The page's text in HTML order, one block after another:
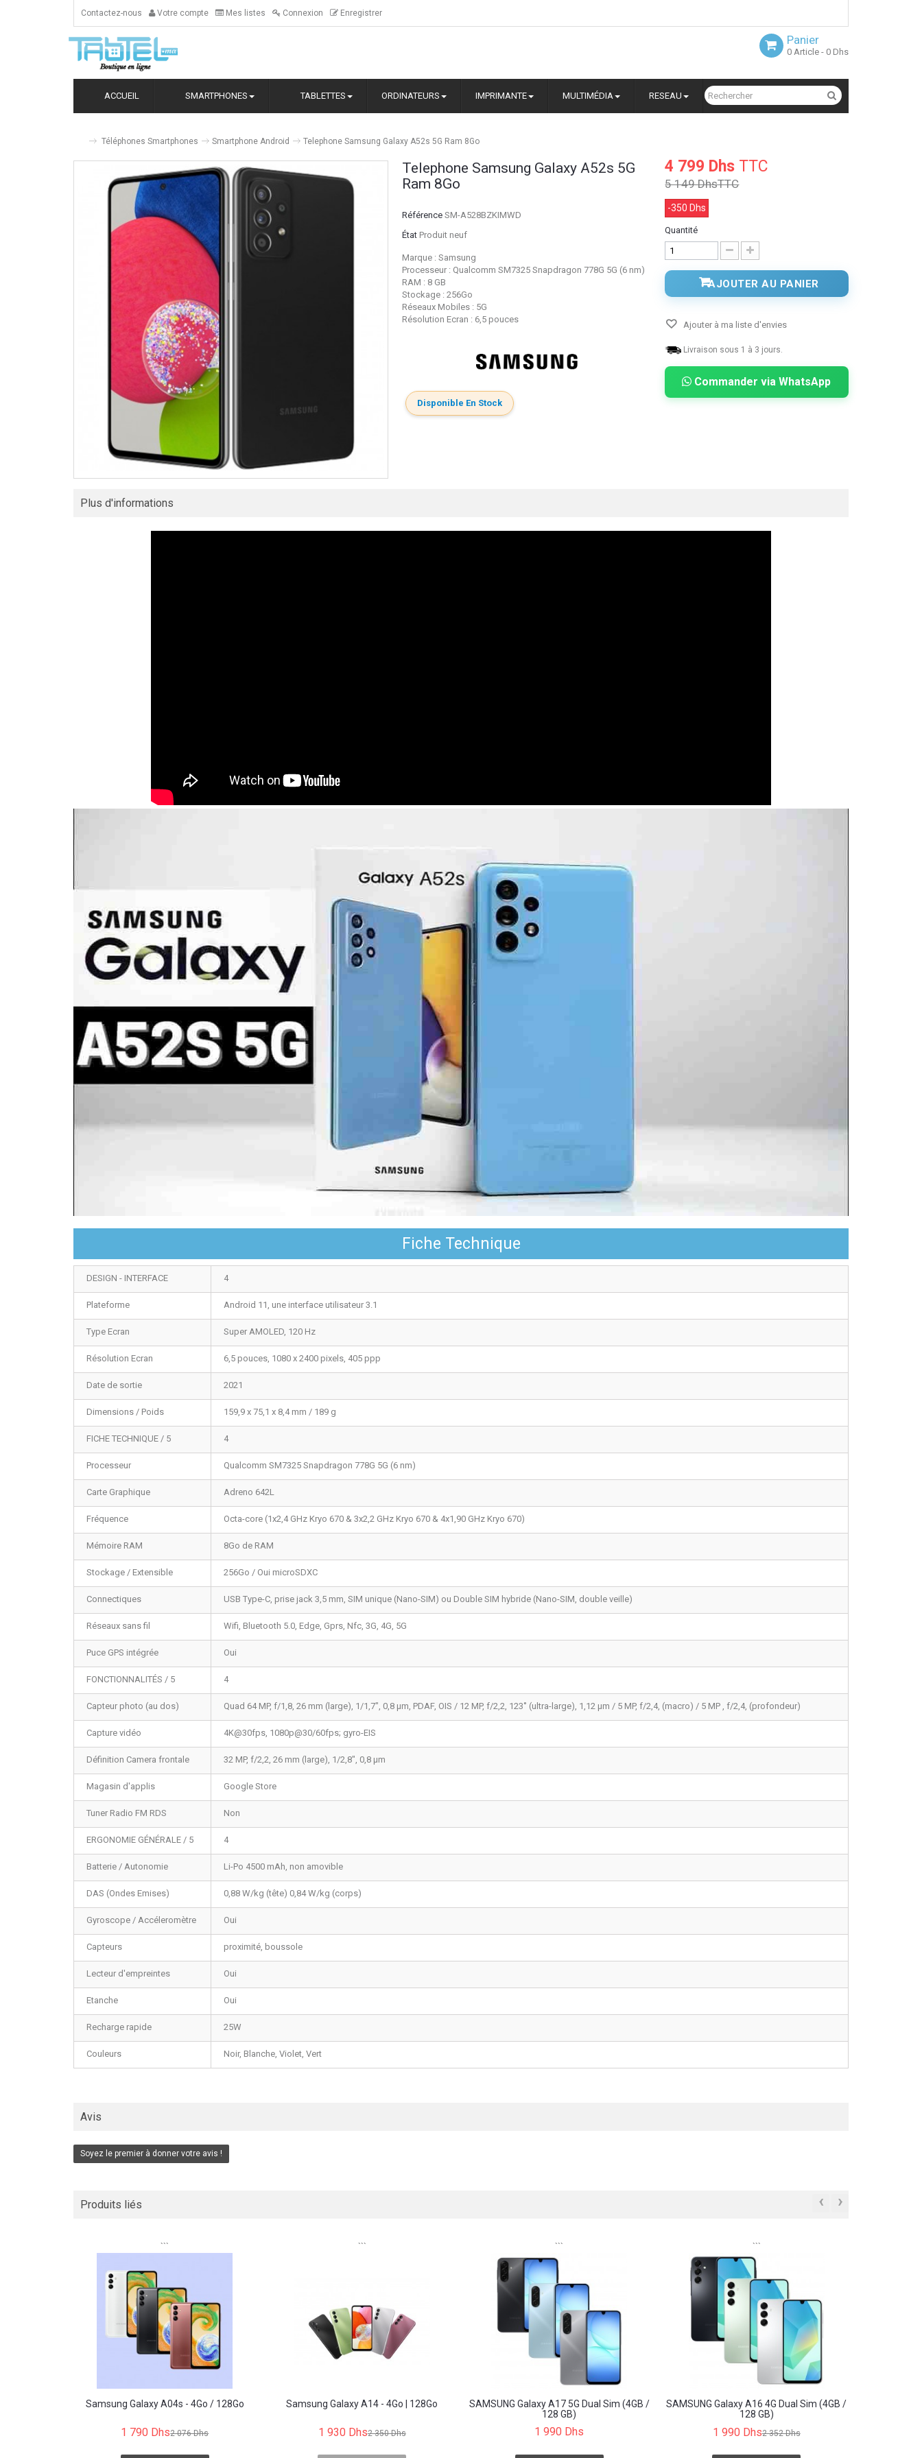
Contactez-nous Votre compte Mes listes Connexion Enregistrer
Panier
0 Article - 0 Dhs
ACCUEIL SMARTPHONES TABLETTES ORDINATEURS IMPRIMANTE MULTIMÉDIA RESEAU
Téléphones Smartphones Smartphone Android Telephone Samsung Galaxy A52s 5G Ram 8Go
Telephone Samsung Galaxy A52s 5G
Ram 8Go
Référence SM-A528BZKIMWD
État Produit neuf
Marque : Samsung
Processeur : Qualcomm SM7325 Snapdragon 778G 5G (6 nm)
RAM : 8 GB
Stockage : 256Go
Réseaux Mobiles : 5G
Résolution Ecran : 6,5 pouces
Disponible En Stock
4 799 Dhs TTC
5 149 DhsTTC
-350 Dhs
Quantité
AJOUTER AU PANIER
Ajouter à ma liste d'envies
Livraison sous 1 à 3 jours.
Commander via WhatsApp
Plus d'informations
Fiche Technique
DESIGN - INTERFACE 4
Plateforme Android 11, une interface utilisateur 3.1
Type Ecran Super AMOLED, 120 Hz
Résolution Ecran 6,5 pouces, 1080 x 2400 pixels, 405 ppp
Date de sortie 2021
Dimensions / Poids 159,9 x 75,1 x 8,4 mm / 189 g
FICHE TECHNIQUE / 5 4
Processeur Qualcomm SM7325 Snapdragon 778G 5G (6 nm)
Carte Graphique Adreno 642L
Fréquence Octa-core (1x2,4 GHz Kryo 670 & 3x2,2 GHz Kryo 670 & 4x1,90 GHz Kryo 670)
Mémoire RAM 8Go de RAM
Stockage / Extensible 256Go / Oui microSDXC
Connectiques USB Type-C, prise jack 3,5 mm, SIM unique (Nano-SIM) ou Double SIM hybride (Nano-SIM, double veille)
Réseaux sans fil Wifi, Bluetooth 5.0, Edge, Gprs, Nfc, 3G, 4G, 5G
Puce GPS intégrée Oui
FONCTIONNALITÉS / 5 4
Capteur photo (au dos) Quad 64 MP, f/1,8, 26 mm (large), 1/1,7", 0,8 µm, PDAF, OIS / 12 MP, f/2,2, 123˚ (ultra-large), 1,12 µm / 5 MP, f/2,4, (macro) / 5 MP , f/2,4, (profondeur)
Capture vidéo 4K@30fps, 1080p@30/60fps; gyro-EIS
Définition Camera frontale 32 MP, f/2,2, 26 mm (large), 1/2,8", 0,8 µm
Magasin d'applis Google Store
Tuner Radio FM RDS Non
ERGONOMIE GÉNÉRALE / 5 4
Batterie / Autonomie Li-Po 4500 mAh, non amovible
DAS (Ondes Emises) 0,88 W/kg (tête) 0,84 W/kg (corps)
Gyroscope / Accéleromètre Oui
Capteurs proximité, boussole
Lecteur d'empreintes Oui
Etanche Oui
Recharge rapide 25W
Couleurs Noir, Blanche, Violet, Vert
Avis
Soyez le premier à donner votre avis !
Produits liés ‹ ›
```
Samsung Galaxy A04s - 4Go / 128Go
1 790 Dhs2 076 Dhs
```
Samsung Galaxy A14 - 4Go | 128Go
1 930 Dhs2 350 Dhs
```
SAMSUNG Galaxy A17 5G Dual Sim (4GB /
128 GB)
1 990 Dhs
```
SAMSUNG Galaxy A16 4G Dual Sim (4GB /
128 GB)
1 990 Dhs2 352 Dhs